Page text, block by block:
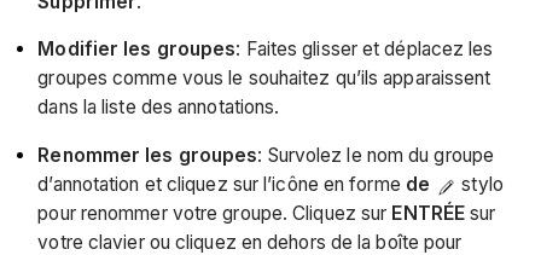
Modifier les groupes: Faites glisser et déplacez les
groupes comme vous le souhaitez qu’ils apparaissent
dans la liste des annotations.
Renommer les groupes: Survolez le nom du groupe
d’annotation et cliquez sur l’icône en forme de
stylo
pour renommer votre groupe. Cliquez sur ENTRÉEsur
votre clavier ou cliquez en dehors de la boîte pour